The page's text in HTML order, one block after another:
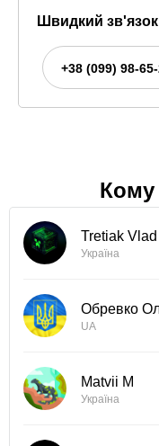
Швидкий зв'язок
+38 (099) 98-
Кому
Tretiak Vlad
Україна
Обревко
UA
Matvii M
Україна